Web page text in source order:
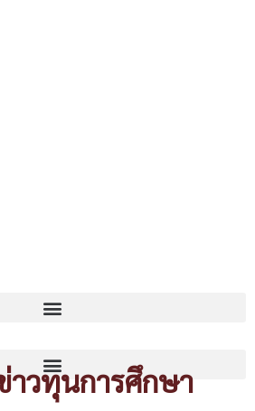
าวทุนการศึกษา